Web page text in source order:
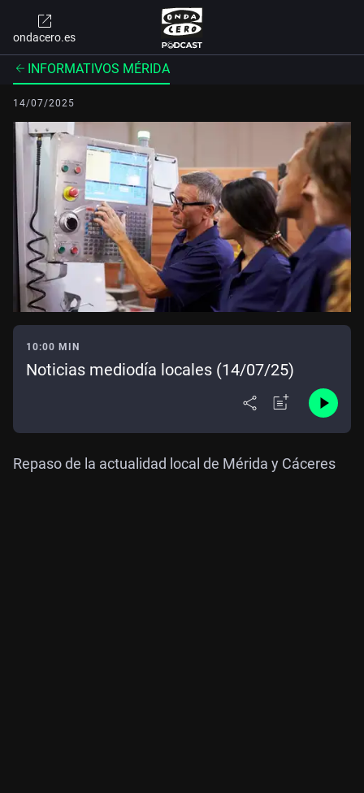
ondacero.es
INFORMATIVOS MÉRIDA
14/07/2025
10:00 MIN
Noticias mediodía locales (14/07/25)
Repaso de la actualidad local de Mérida y Cáceres